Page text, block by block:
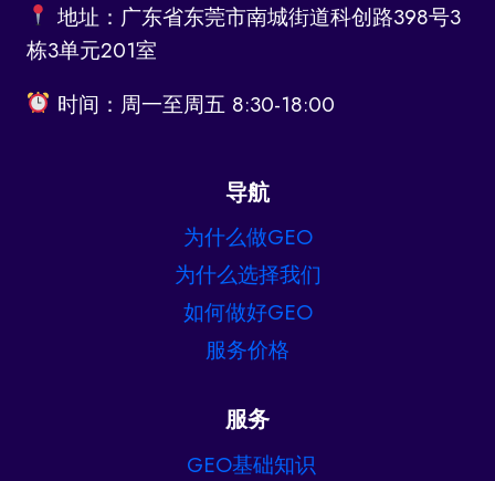
地址：广东省东莞市南城街道科创路398号3
栋3单元201室
时间：周一至周五 8:30-18:00
导航
为什么做GEO
为什么选择我们
如何做好GEO
服务价格
服务
GEO基础知识